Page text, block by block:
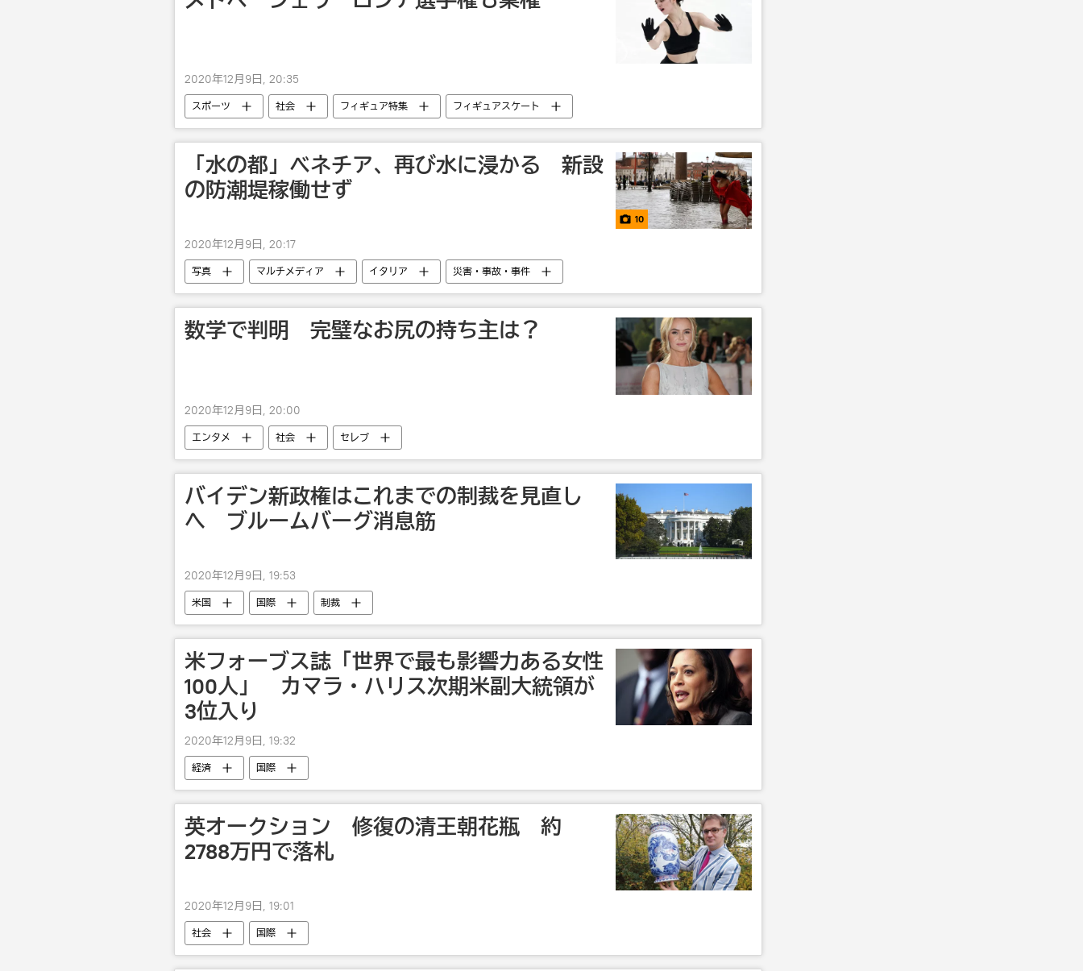
2020年12月9日, 20:35
スポーツ 社会 フィギュア特集
フィギュアスケート
エフゲニア・メドベージェワ
「水の都」ベネチア、再び水に浸かる 新設
の防潮堤稼働せず
10
2020年12月9日, 20:17
写真 マルチメディア イタリア 災害・事故・事件
数学で判明 完璧なお尻の持ち主は？
2020年12月9日, 20:00
エンタメ 社会 セレブ
バイデン新政権はこれまでの制裁を見直し
へ ブルームバーグ消息筋
2020年12月9日, 19:53
米国 国際 制裁
米フォーブス誌「世界で最も影響力ある女性
100人」 カマラ・ハリス次期米副大統領が
3位入り
2020年12月9日, 19:32
経済 国際
英オークション 修復の清王朝花瓶 約
2788万円で落札
2020年12月9日, 19:01
社会 国際